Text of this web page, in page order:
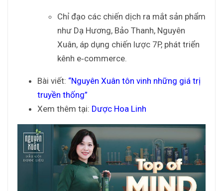
Chỉ đạo các chiến dịch ra mắt sản phẩm
như Dạ Hương, Bảo Thanh, Nguyên
Xuân, áp dụng chiến lược 7P, phát triển
kênh e‑commerce.
Bài viết: “Nguyên Xuân tôn vinh những giá trị
truyền thống”
Xem thêm tại: Dược Hoa Linh